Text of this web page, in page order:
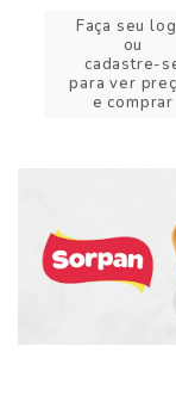
Faça seu
ou
cadastre-
para ver
e comprar